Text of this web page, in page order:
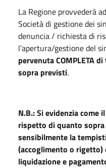
La Regione provvederà
Società di gestione dei
denuncia / richiesta di
l’apertura/gestione del
pervenuta COMPLETA
sopra previsti.
N.B.:Si evidenzia come
rispetto di quanto
sensibilmente la
(accoglimento o rigetto)
liquidazione e